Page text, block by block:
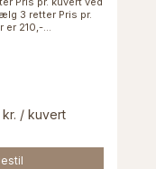
3 retter Pris pr.
210,-...
/ kuvert